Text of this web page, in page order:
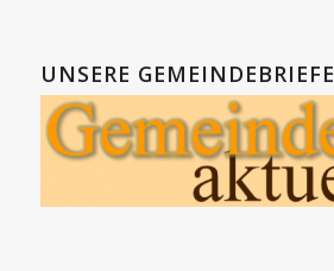
UNSERE GEMEINDEBRIEFE